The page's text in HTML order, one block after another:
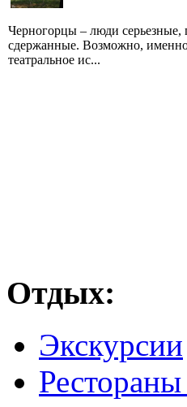
Черногорцы – люди серьезные,
сдержанные. Возможно, именно
театральное ис...
Отдых:
Экскурсии